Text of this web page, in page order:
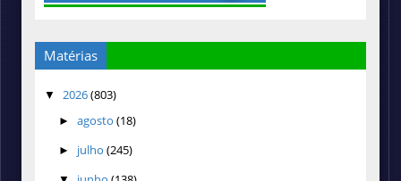
Matérias
▼ 2026(803)
► agosto (18)
► julho (245)